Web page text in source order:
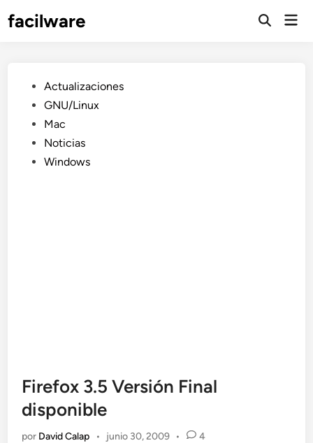
facilware
Publicado
en
Actualizaciones
GNU/Linux
Mac
Noticias
Windows
Firefox 3.5 Versión Final
disponible
por David Calap • junio 30, 2009 • 4